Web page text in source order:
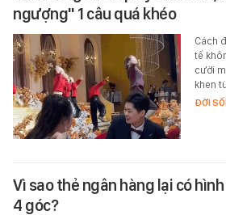
ngượng" 1 câu quá khéo
Cách
tế
cười
khen
ĐỜI
Vì sao thẻ ngân hàng lại có
4 góc?